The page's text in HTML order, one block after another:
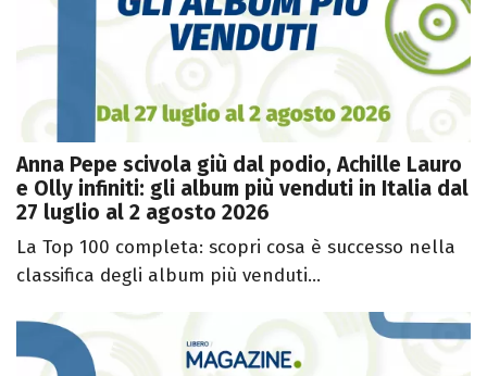
Anna Pepe scivola giù dal podio, Achille Lauro
e Olly infiniti: gli album più venduti in Italia dal
27 luglio al 2 agosto 2026
La Top 100 completa: scopri cosa è successo nella
classifica degli album più venduti...